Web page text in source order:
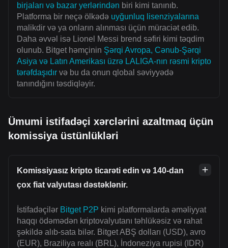
birjaları və bazar yerlərindən biri kimi tanınıb.
Platforma bir neçə ölkədə uyğunluq lisenziyalarına
malikdir və ya onların alınması üçün müraciət edib.
Daha əvvəl isə Lionel Messi brend səfiri kimi təqdim
olunub. Bitget həmçinin Şərqi Avropa, Cənub-Şərqi
Asiya və Latın Amerikası üzrə LALIGA-nın rəsmi kripto
tərəfdaşıdır və bu da onun qlobal səviyyədə
tanındığını təsdiqləyir.
Ümumi istifadəçi xərclərini azaltmaq üçün
komissiya üstünlükləri
Komissiyasız kripto ticarəti edin və 140-dan
çox fiat valyutası dəstəklənir.
İstifadəçilər Bitget P2P kimi platformalarda əməliyyat
haqqı ödəmədən kriptovalyutanı təhlükəsiz və rahat
şəkildə alıb-sata bilər. Bitget ABŞ dolları (USD), avro
(EUR), Braziliya realı (BRL), İndoneziya rupisi (IDR)